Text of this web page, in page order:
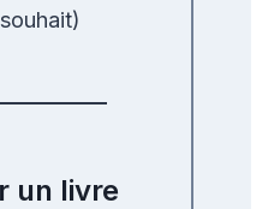
un livre